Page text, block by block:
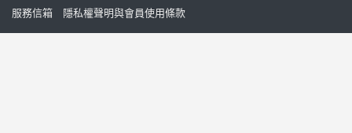
服務信箱
隱私權聲明與會員使用條款